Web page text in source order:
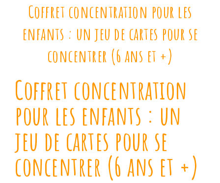
Coffret concentration pour les
enfants : un jeu de cartes pour se
concentrer (6 ans et +)
Coffret concentration
pour les enfants : un
jeu de cartes pour se
concentrer (6 ans et +)